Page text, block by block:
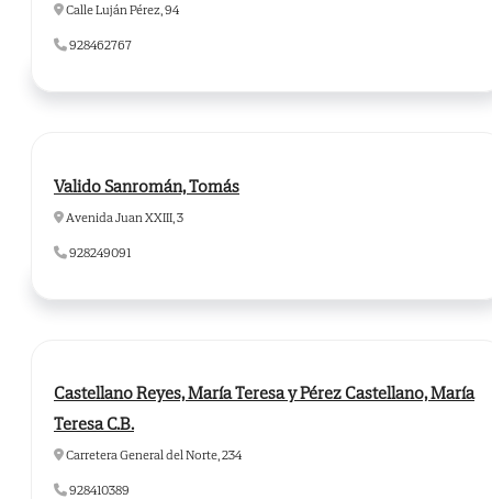
Calle Luján Pérez, 94
928462767
Valido Sanromán, Tomás
Avenida Juan XXIII, 3
928249091
Castellano Reyes, María Teresa y Pérez Castellano, María
Teresa C.B.
Carretera General del Norte, 234
928410389